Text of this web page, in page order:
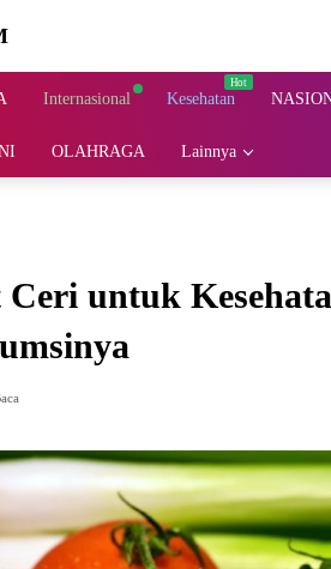
Internasional Kesehatan
OLAHRAGA Lainnya
untuk